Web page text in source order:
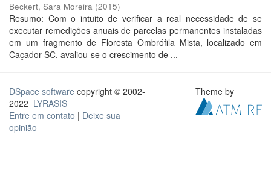
Beckert, Sara Moreira (2015)
Resumo: Com o intuito de verificar a real necessidade de se
executar remedições anuais de parcelas permanentes instaladas
em um fragmento de Floresta Ombrófila Mista, localizado em
Caçador-SC, avaliou-se o crescimento de ...
DSpace software copyright © 2002-
2022 LYRASIS
Entre em contato | Deixe sua
opinião
Theme by